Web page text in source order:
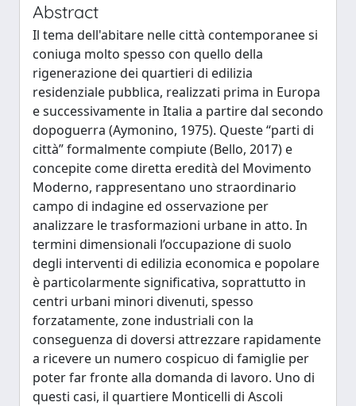
Abstract
Il tema dell'abitare nelle città contemporanee si
coniuga molto spesso con quello della
rigenerazione dei quartieri di edilizia
residenziale pubblica, realizzati prima in Europa
e successivamente in Italia a partire dal secondo
dopoguerra (Aymonino, 1975). Queste “parti di
città” formalmente compiute (Bello, 2017) e
concepite come diretta eredità del Movimento
Moderno, rappresentano uno straordinario
campo di indagine ed osservazione per
analizzare le trasformazioni urbane in atto. In
termini dimensionali l’occupazione di suolo
degli interventi di edilizia economica e popolare
è particolarmente significativa, soprattutto in
centri urbani minori divenuti, spesso
forzatamente, zone industriali con la
conseguenza di doversi attrezzare rapidamente
a ricevere un numero cospicuo di famiglie per
poter far fronte alla domanda di lavoro. Uno di
questi casi, il quartiere Monticelli di Ascoli